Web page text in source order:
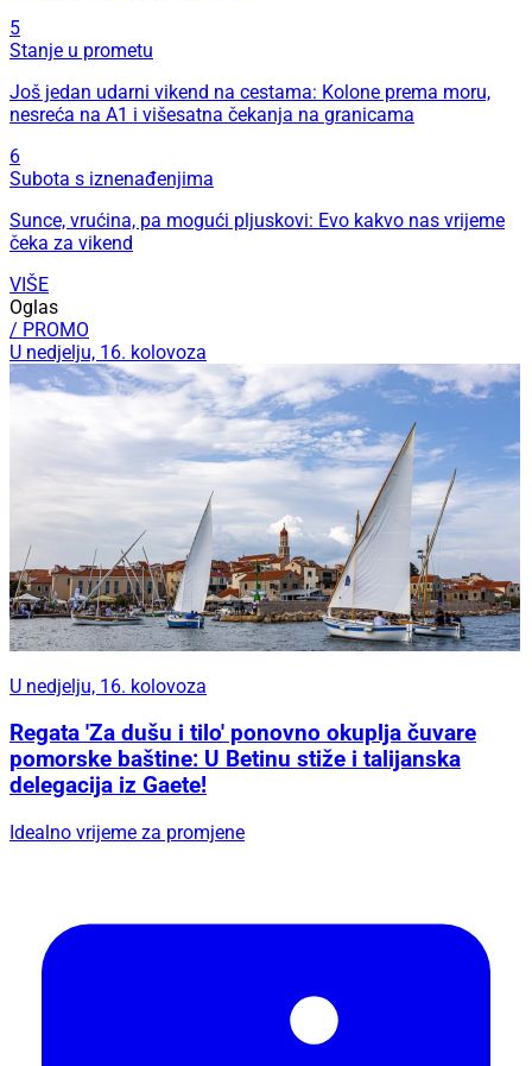
5
Stanje u prometu
Još jedan udarni vikend na cestama: Kolone prema moru,
nesreća na A1 i višesatna čekanja na granicama
6
Subota s iznenađenjima
Sunce, vrućina, pa mogući pljuskovi: Evo kakvo nas vrijeme
čeka za vikend
VIŠE
Oglas
/ PROMO
U nedjelju, 16. kolovoza
U nedjelju, 16. kolovoza
Regata 'Za dušu i tilo' ponovno okuplja čuvare
pomorske baštine: U Betinu stiže i talijanska
delegacija iz Gaete!
Idealno vrijeme za promjene